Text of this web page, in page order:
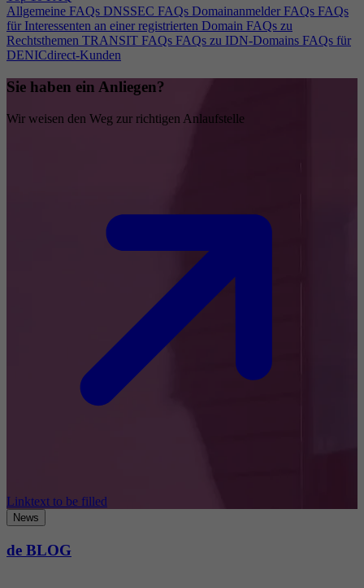
Allgemeine FAQs DNSSEC FAQs Domainanmelder FAQs FAQs
für Interessenten an einer registrierten Domain FAQs zu
Rechtsthemen TRANSIT FAQs FAQs zu IDN-Domains FAQs für
DENICdirect-Kunden
Sie haben ein Anliegen?
Wir weisen den Weg zur richtigen Anlaufstelle
Linktext to be filled
News
de BLOG